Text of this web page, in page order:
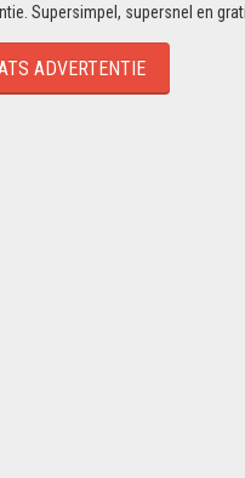
Supersimpel, supersnel en
ADVERTENTIE